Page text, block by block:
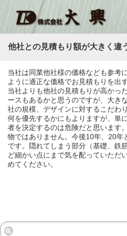
他社との見積もり額が大きく違
当社は同業他社様の価格なども参考
ように適正な価格でお見積もりを出
当社よりも他社の見積もりが高かっ
ースもあるかと思うのですが、大き
社の規模、デザインに対するこだわ
何を優先するかにもよりますが、単
者を決定するのは危険だと思います
物ではありません。今後10年、20年
です。隠れてしまう部分（基礎、鉄
ど細かい点にまで気を配っていただ
めてください。